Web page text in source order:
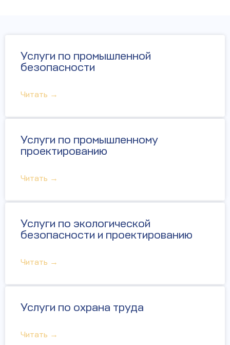
Услуги по промышленной
безопасности
Читать →
Услуги по промышленному
проектированию
Читать →
Услуги по экологической
безопасности и проектированию
Читать →
Услуги по охрана труда
Читать →